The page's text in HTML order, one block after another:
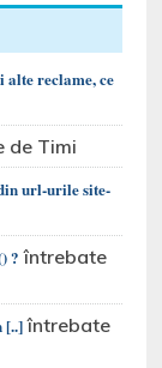
alte reclame, ce
de Timi
url-urile site-
? întrebate
[..]întrebate